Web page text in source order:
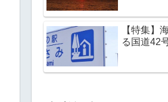
【特集】
る国道42